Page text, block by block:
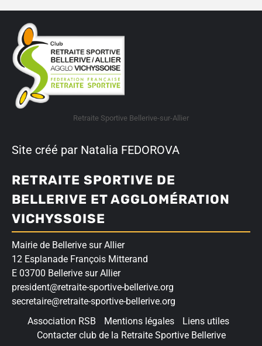
Retraite Sportive Bellerive-sur-Allier
Site créé par Natalia FEDOROVA
RETRAITE SPORTIVE DE
BELLERIVE ET AGGLOMÉRATION
VICHYSSOISE
Mairie de Bellerive sur Allier
12 Esplanade François Mitterand
E 03700 Bellerive sur Allier
president@retraite-sportive-bellerive.org
secretaire@retraite-sportive-bellerive.org
Association RSB
Mentions légales
Liens utiles
Contacter club de la Retraite Sportive Bellerive